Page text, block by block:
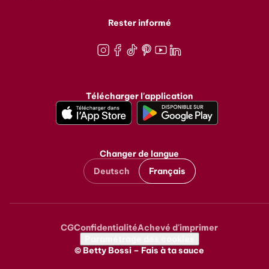
Rester informé
Télécharger l'application
Changer de langue
Deutsch
Français
Metanavigation
CGConfidentialitéAchevé d'imprimer
© Betty Bossi – Fais à ta sauce